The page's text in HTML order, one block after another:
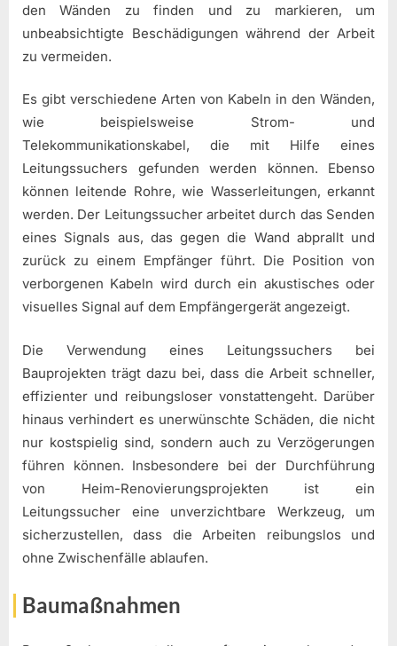
den Wänden zu finden und zu markieren, um
unbeabsichtigte Beschädigungen während der Arbeit
zu vermeiden.
Es gibt verschiedene Arten von Kabeln in den Wänden,
wie beispielsweise Strom- und
Telekommunikationskabel, die mit Hilfe eines
Leitungssuchers gefunden werden können. Ebenso
können leitende Rohre, wie Wasserleitungen, erkannt
werden. Der Leitungssucher arbeitet durch das Senden
eines Signals aus, das gegen die Wand abprallt und
zurück zu einem Empfänger führt. Die Position von
verborgenen Kabeln wird durch ein akustisches oder
visuelles Signal auf dem Empfängergerät angezeigt.
Die Verwendung eines Leitungssuchers bei
Bauprojekten trägt dazu bei, dass die Arbeit schneller,
effizienter und reibungsloser vonstattengeht. Darüber
hinaus verhindert es unerwünschte Schäden, die nicht
nur kostspielig sind, sondern auch zu Verzögerungen
führen können. Insbesondere bei der Durchführung
von Heim-Renovierungsprojekten ist ein
Leitungssucher eine unverzichtbare Werkzeug, um
sicherzustellen, dass die Arbeiten reibungslos und
ohne Zwischenfälle ablaufen.
Baumaßnahmen